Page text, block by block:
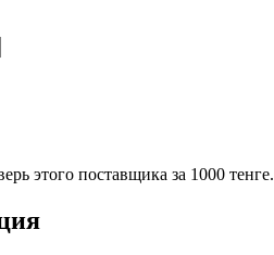
этого поставщика за 1000 тенге.